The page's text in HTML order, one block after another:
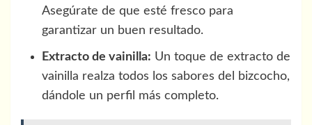
Asegúrate de que esté fresco para
garantizar un buen resultado.
Extracto de vainilla: Un toque de extracto de
vainilla realza todos los sabores del bizcocho,
dándole un perfil más completo.